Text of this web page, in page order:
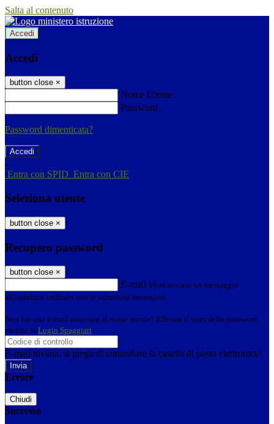
Salta al contenuto
Accedi
Accedi
button close ×
Nome Utente
Password
Password dimenticata?
-
Entra con SPID Entra con CIE
Seleziona utente
button close ×
Recupero password
button close ×
E-mail Verrà inviato un messaggio
all'indirizzo indicato con le istruzioni necessarie.
Non hai una e-mail associata al nome utente? Effettua il reset della password
tramite la Login Spaggiari
E-mail inviata, si prega di controllare la casella di posta elettronica!
Errore
Chiudi
Successo